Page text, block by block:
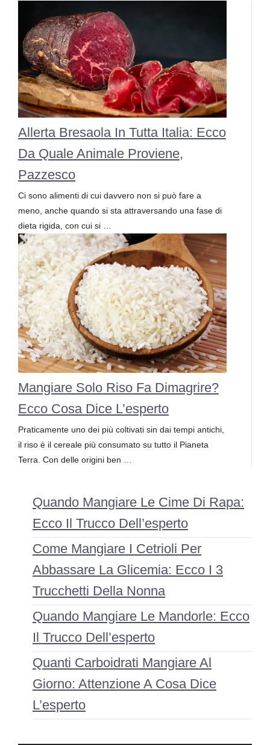
Allerta Bresaola In Tutta Italia: Ecco
Da Quale Animale Proviene,
Pazzesco
Ci sono alimenti di cui davvero non si può fare a
meno, anche quando si sta attraversando una fase di
dieta rigida, con cui si …
Mangiare Solo Riso Fa Dimagrire?
Ecco Cosa Dice L’esperto
Praticamente uno dei più coltivati sin dai tempi antichi,
il riso è il cereale più consumato su tutto il Pianeta
Terra. Con delle origini ben …
Quando Mangiare Le Cime Di Rapa:
Ecco Il Trucco Dell’esperto
Come Mangiare I Cetrioli Per
Abbassare La Glicemia: Ecco I 3
Trucchetti Della Nonna
Quando Mangiare Le Mandorle: Ecco
Il Trucco Dell’esperto
Quanti Carboidrati Mangiare Al
Giorno: Attenzione A Cosa Dice
L’esperto